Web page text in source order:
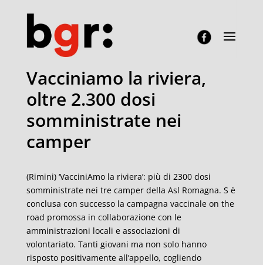
Vacciniamo la riviera,
oltre 2.300 dosi
somministrate nei
camper
(Rimini) ‘VacciniAmo la riviera’: più di 2300 dosi
somministrate nei tre camper della Asl Romagna. S è
conclusa con successo la campagna vaccinale on the
road promossa in collaborazione con le
amministrazioni locali e associazioni di
volontariato. Tanti giovani ma non solo hanno
risposto positivamente all’appello, cogliendo